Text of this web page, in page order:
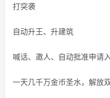
打突袭
自动升王、升建筑
喊话、邀人、自动批准申请
一天几千万金币圣水，解放